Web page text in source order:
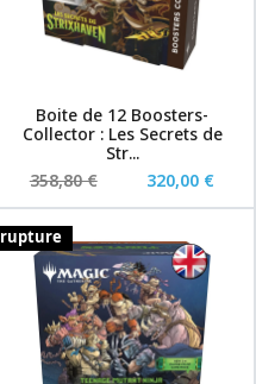
Boite de 12 Boosters-
Collector : Les Secrets de
Str...
358,80 €
320,00 €
rupture